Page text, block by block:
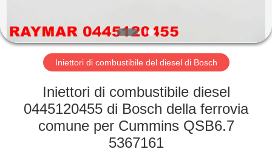
GIRO
DELLA
FABBRICA
CONTROLLO
Iniettori di combustibile del diesel di Bosch
Iniettori di combustibile diesel
0445120455 di Bosch della ferrovia
comune per Cummins QSB6.7
5367161